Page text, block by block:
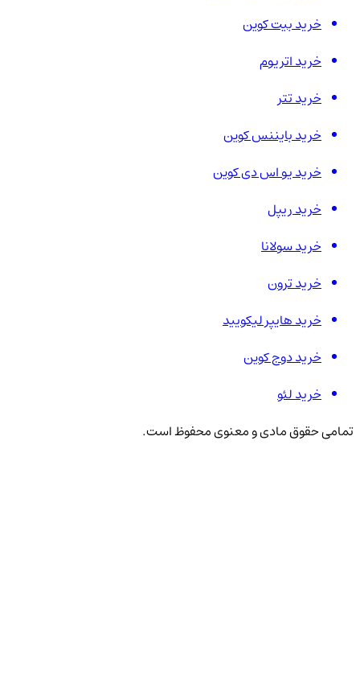
خرید بیت کوین
خرید اتریوم
خرید تتر
خرید بایننس کوین
خرید یو اس دی کوین
خرید ریپل
خرید سولانا
خرید ترون
خرید هایپر لیکویید
خرید دوج کوین
خرید لئو
تمامی حقوق مادی و معنوی محفوظ است.